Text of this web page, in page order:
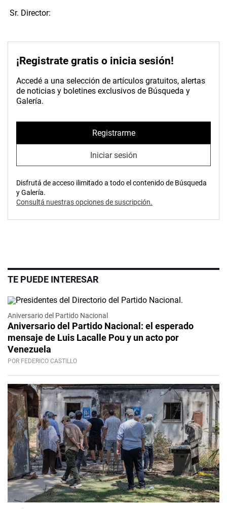
Sr. Director:
¡Registrate gratis o inicia sesión!
Accedé a una selección de artículos gratuitos, alertas
de noticias y boletines exclusivos de Búsqueda y
Galería.
Registrarme
Iniciar sesión
Disfrutá de acceso ilimitado a todo el contenido de Búsqueda
y Galería.
Consultá nuestras opciones de suscripción.
TE PUEDE INTERESAR
Aniversario del Partido Nacional
Aniversario del Partido Nacional: el esperado
mensaje de Luis Lacalle Pou y un acto por
Venezuela
POR FEDERICO CASTILLO